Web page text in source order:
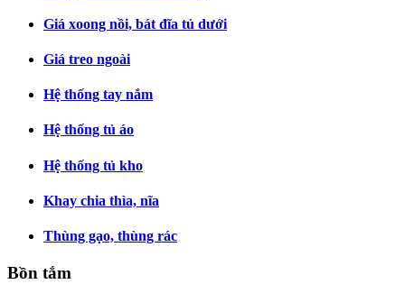
Giá xoong nồi, bát đĩa tủ dưới
Giá treo ngoài
Hệ thống tay nắm
Hệ thống tủ áo
Hệ thống tủ kho
Khay chia thìa, nĩa
Thùng gạo, thùng rác
Bồn tắm